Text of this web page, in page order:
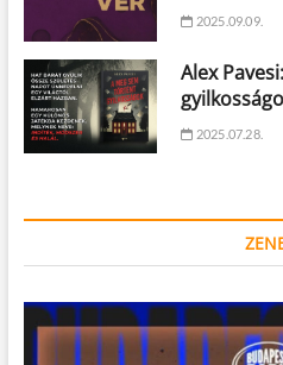
2025.09.09.
Alex
2025.07.28.